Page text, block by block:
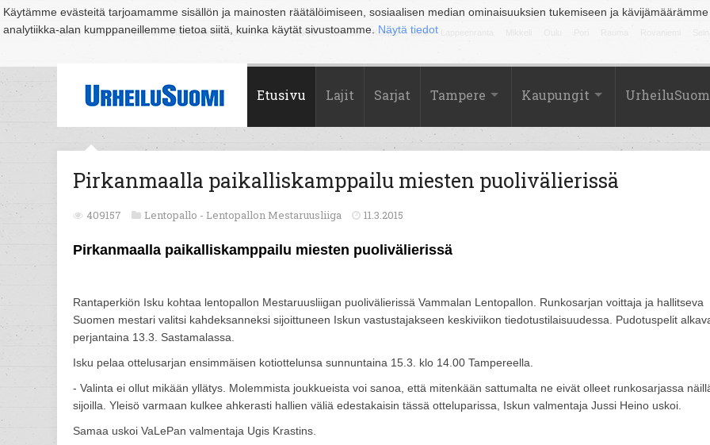
Käytämme evästeitä tarjoamamme sisällön ja mainosten räätälöimiseen, sosiaalisen median ominaisuuksien tukemiseen ja
analytiikka-alan kumppaneillemme tietoa siitä, kuinka käytät sivustoamme. Näytä tiedot
Suomi Espoo Helsinki Hämeenlinna Joensuu Jyväskylä Kouvola Kuopio Lahti
Etusivu Lajit Sarjat Tampere Kaupungit
Pirkanmaalla paikalliskamppailu miesten puolivälierissä
409157 Lentopallo - Lentopallon Mestaruusliiga 11.3.2015
Pirkanmaalla paikalliskamppailu miesten puolivälierissä
Rantaperkiön Isku kohtaa lentopallon Mestaruusliigan puolivälierissä Vammalan Lentopallon. Runkosarjan voittaja ja hallitseva
Suomen mestari valitsi kahdeksanneksi sijoittuneen Iskun vastustajakseen keskiviikon tiedotustilaisuudessa. Pudotuspelit
perjantaina 13.3. Sastamalassa.
Isku pelaa ottelusarjan ensimmäisen kotiottelunsa sunnuntaina 15.3. klo 14.00 Tampereella.
- Valinta ei ollut mikään yllätys. Molemmista joukkueista voi sanoa, että mitenkään sattumalta ne eivät olleet runkosarjassa
sijoilla. Yleisö varmaan kulkee ahkerasti hallien väliä edestakaisin tässä otteluparissa, Iskun valmentaja Jussi Heino uskoi.
Samaa uskoi VaLePan valmentaja Ugis Krastins.